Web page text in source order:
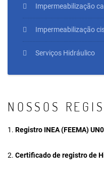
Impermeabilização
Impermeabilização
Serviços Hidráulico
NOSSOS
1. Registro INEA (FEEMA)
2. Certificado de registro de